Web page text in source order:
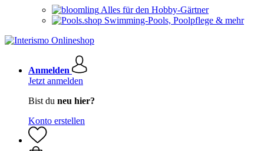
Alles für den Hobby-Gärtner
Swimming-Pools, Poolpflege & mehr
Anmelden
Jetzt anmelden
Bist du neu hier?
Konto erstellen